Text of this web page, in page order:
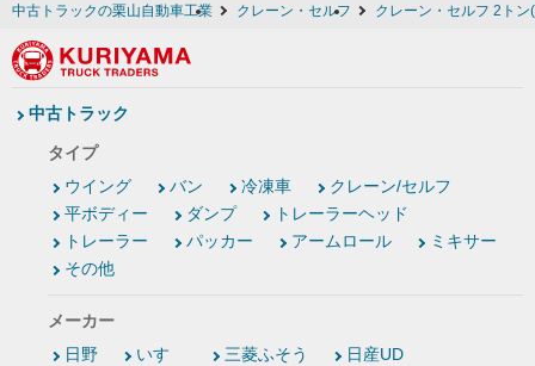
中古トラックの栗山自動車工業 クレーン・セルフ クレーン・セルフ 2トン
中古トラック
タイプ
ウイング
バン 冷凍車
クレーン/セルフ
平ボディー
ダンプ
トレーラーヘッド
トレーラー
パッカー アームロール
ミキサー
その他
メーカー
日野
いすゞ 三菱ふそう 日産UD